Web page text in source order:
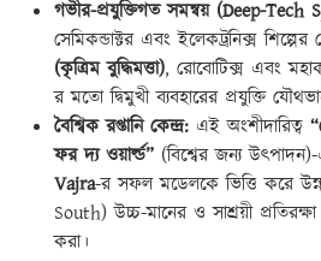
গভীর-প্রযুক্তিগত সমন্বয় (Deep-Tech
সেমিকন্ডাক্টর এবং ইলেকট্রনিক্স
(কৃত্রিম বুদ্ধিমত্তা), রোবোটিক্স এবং
র মতো দ্বিমুখী ব্যবহারের প্রযুক্তি
বৈশ্বিক রপ্তানি কেন্দ্র: এই অংশীদারিত্ব “
ফর দ্য ওয়ার্ল্ড” (বিশ্বের জন্য
Vajra-র সফল মডেলকে ভিত্তি করে
South) উচ্চ-মানের ও সাশ্রয়ী
করা।